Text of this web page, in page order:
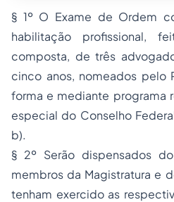
§ 1º O Exame de Ordem
habilitação profissional,
composta, de três
cinco anos, nomeados pelo
forma e mediante programa
especial do Conselho
b).
§ 2º Serão dispensados
membros da Magistratura e
tenham exercido as